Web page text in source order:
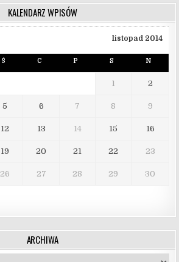
KALENDARZ WPISÓW
listopad 2014
Ś C P S N
1 2
5 6 7 8 9
12 13 14 15 16
19 20 21 22 23
26 27 28 29 30
ARCHIWA